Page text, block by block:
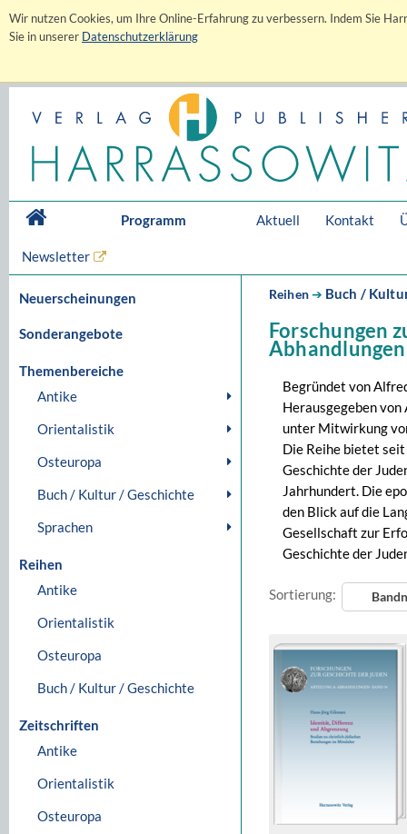
Wir nutzen Cookies, um Ihre Online-Erfahrung zu verbessern. Indem Sie
Sie in unserer Datenschutzerklärung
Programm Aktuell Kontakt
Newsletter
Neuerscheinungen
Sonderangebote
Themenbereiche
Antike
Orientalistik
Osteuropa
Buch / Kultur / Geschichte
Sprachen
Reihen
Antike
Orientalistik
Osteuropa
Buch / Kultur / Geschichte
Zeitschriften
Antike
Orientalistik
Osteuropa
Reihen➔ Buch /
Forschungen
Abhandlungen
Begründet von
Herausgegeben
unter Mitwirkung
Die Reihe bietet
Geschichte der
Jahrhundert. Die
den Blick auf die
Gesellschaft zur
Geschichte der
Sortierung: